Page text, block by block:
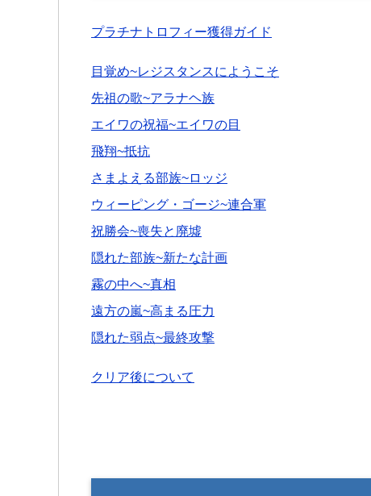
プラチナトロフィー獲得ガイド
目覚め~レジスタンスにようこそ
先祖の歌~アラナヘ族
エイワの祝福~エイワの目
飛翔~抵抗
さまよえる部族~ロッジ
ウィーピング・ゴージ~連合軍
祝勝会~喪失と廃墟
隠れた部族~新たな計画
霧の中へ~真相
遠方の嵐~高まる圧力
隠れた弱点~最終攻撃
クリア後について